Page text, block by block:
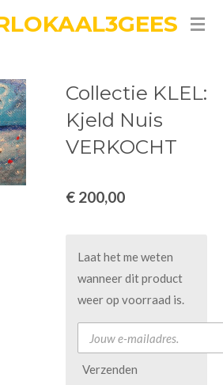
Collectie KLEL:
Kjeld Nuis
VERKOCHT
€ 200,00
Laat het me weten
wanneer dit product
weer op voorraad is.
Verzenden